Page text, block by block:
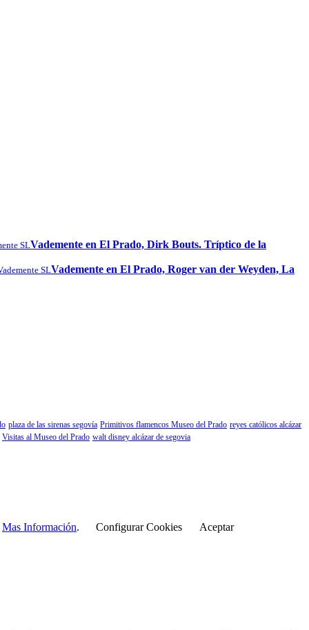
SLVademente en El Prado, Dirk Bouts. Tríptico de la
SLVademente en El Prado, Roger van der Weyden, La
plaza de las sirenas segovía Primitivos flamencos Museo del Prado reyes católicos alcázar
Visitas al Museo del Prado walt disney alcázar de segovia
Mas Información. Configurar Cookies Aceptar